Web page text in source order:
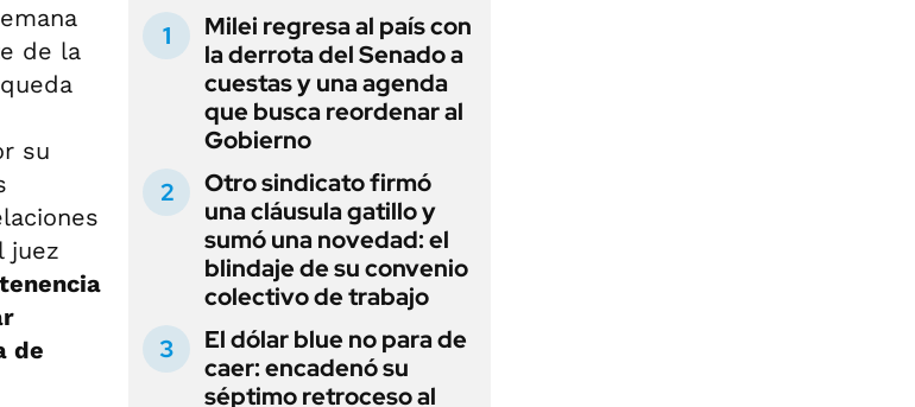
de la
su
juez
de
Milei regresa al país con
la derrota del Senado a
cuestas y una agenda
que busca reordenar al
Gobierno
Otro sindicato firmó
una cláusula gatillo y
sumó una novedad: el
blindaje de su convenio
colectivo de trabajo
El dólar blue no para de
caer: encadenó su
séptimo retroceso al